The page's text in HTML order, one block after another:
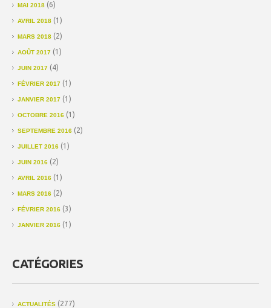
MAI 2018 (6)
AVRIL 2018 (1)
MARS 2018 (2)
AOÛT 2017 (1)
JUIN 2017 (4)
FÉVRIER 2017 (1)
JANVIER 2017 (1)
OCTOBRE 2016 (1)
SEPTEMBRE 2016 (2)
JUILLET 2016 (1)
JUIN 2016 (2)
AVRIL 2016 (1)
MARS 2016 (2)
FÉVRIER 2016 (3)
JANVIER 2016 (1)
CATÉGORIES
ACTUALITÉS (277)